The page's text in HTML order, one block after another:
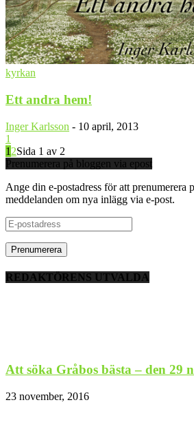
kyrkan
Ett andra hem!
Inger Karlsson - 10 april, 2013
1
1 2Sida 1 av 2
Prenumerera på bloggen via epost
Ange din e-postadress för att prenumerera
meddelanden om nya inlägg via e-post.
E-
postadress
REDAKTÖRENS UTVALDA
Att söka Gråbos bästa – den 29
23 november, 2016